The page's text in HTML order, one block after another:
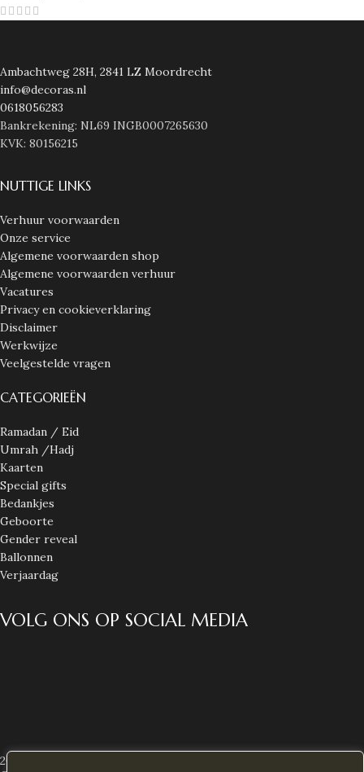
Ambachtweg 28H, 2841 LZ Moordrecht
info@decoras.nl
0618056283
Bankrekening: NL69 INGB0007265630
KVK: 80156215
NUTTIGE LINKS
Verhuur voorwaarden
Onze service
Algemene voorwaarden shop
Algemene voorwaarden verhuur
Vacatures
Privacy en cookieverklaring
Disclaimer
Werkwijze
Veelgestelde vragen
CATEGORIEËN
Ramadan / Eid
Umrah /Hadj
Kaarten
Special gifts
Bedankjes
Geboorte
Gender reveal
Ballonnen
Verjaardag
VOLG ONS OP SOCIAL MEDIA
2026 Alle rechten voorbehouden